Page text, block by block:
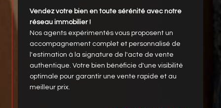
Vendez votre bien en toute sérénité avec notre
réseau immobilier !
Nos agents expérimentés vous proposent un
accompagnement complet et personnalisé de
l'estimation à la signature de l'acte de vente
authentique. Votre bien bénéficie d'une visibilité
optimale pour garantir une vente rapide et au
meilleur prix.